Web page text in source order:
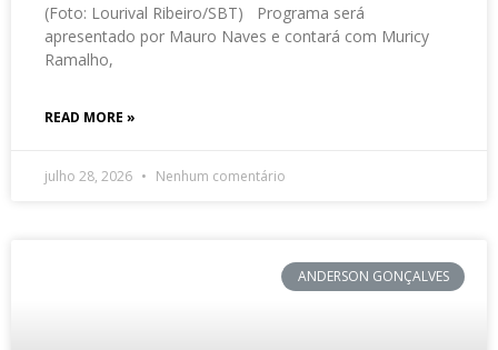
(Foto: Lourival Ribeiro/SBT) Programa será
apresentado por Mauro Naves e contará com Muricy
Ramalho,
READ MORE »
julho 28, 2026 Nenhum comentário
ANDERSON GONÇALVES